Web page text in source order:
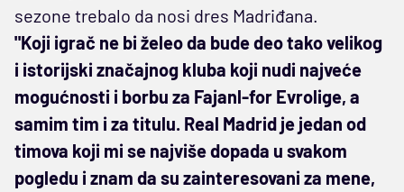
sezone trebalo da nosi dres Madriđana.
"Koji igrač ne bi želeo da bude deo tako velikog
i istorijski značajnog kluba koji nudi najveće
mogućnosti i borbu za Fajanl-for Evrolige, a
samim tim i za titulu. Real Madrid je jedan od
timova koji mi se najviše dopada u svakom
pogledu i znam da su zainteresovani za mene,